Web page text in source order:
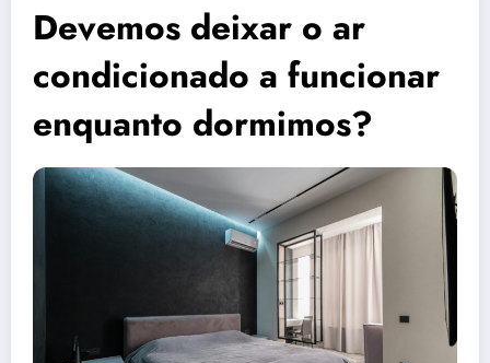
Devemos deixar o ar
condicionado a funcionar
enquanto dormimos?